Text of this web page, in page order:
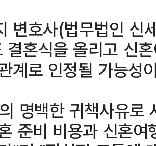
변호사(법무법인 신
결혼식을 올리고 신
계로 인정될 가능성
명백한 귀책사유로
준비 비용과 신혼